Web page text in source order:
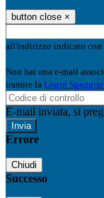
button close ×
all'indirizzo indicato con
Non hai una e-mail
tramite la Login
E-mail inviata, si
Errore
Chiudi
Successo